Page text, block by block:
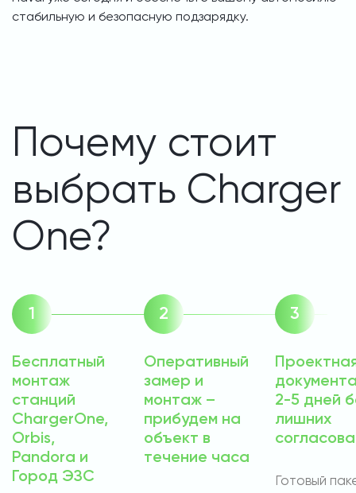
стабильную и безопасную подзарядку.
Почему стоит
выбрать Charger
One?
Бесплатный
монтаж
станций
ChargerOne,
Orbis,
Pandora и
Город ЭЗС
Оперативный
замер и
монтаж –
прибудем на
объект в
течение часа
2-5 дней
лишних
Готовый